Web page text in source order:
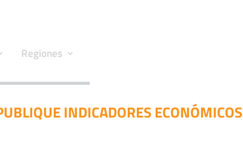
Regiones
INDICADORES ECONÓMICOS